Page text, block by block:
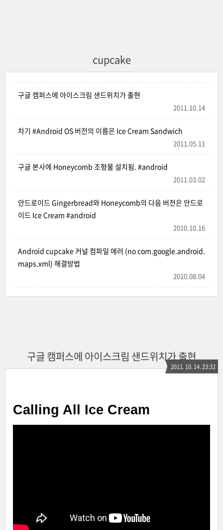
cupcake
구글 캠퍼스에 아이스크림 샌드위치가 출현
2011.10.14
차기 #Android OS 버전의 이름은 Ice Cream Sandwich
2011.05.11
구글 본사에 Honeycomb 조형물 설치됨. #android
2011.03.02
안드로이드 Gingerbread와 Honeycomb의 다음 버전은 안드로
이드 Ice Cream #android
2010.10.16
Android cupcake 커널 컴파일 에러 (no com.google.android.
maps.xml) 해결방법
2010.08.04
구글 캠퍼스에 아이스크림 샌드위치가 출현
2011. 10. 14. 23:32
Calling All Ice Cream
Sandwich Lovers